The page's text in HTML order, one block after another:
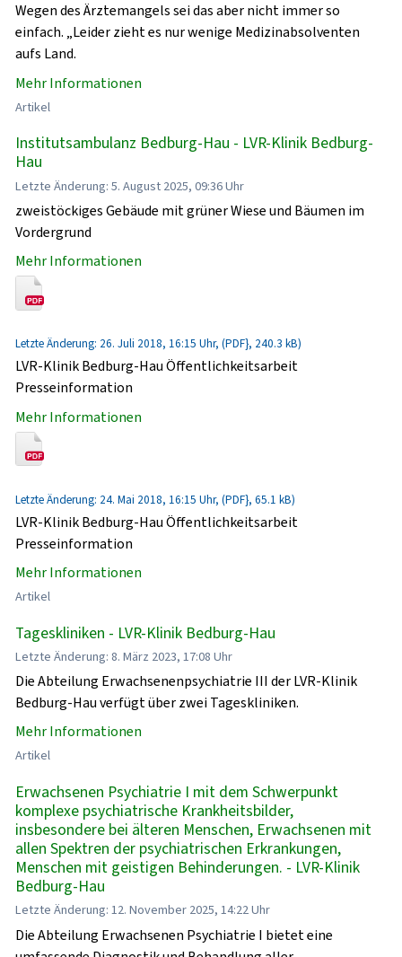
Wegen des Ärztemangels sei das aber nicht immer so
einfach. „Leider zieht es nur wenige Medizinabsolventen
aufs Land.
Mehr Informationen
Artikel
Institutsambulanz Bedburg-Hau - LVR-Klinik Bedburg-
Hau
Letzte Änderung: 5. August 2025, 09:36 Uhr
zweistöckiges Gebäude mit grüner Wiese und Bäumen im
Vordergrund
Mehr Informationen
Letzte Änderung: 26. Juli 2018, 16:15 Uhr, (PDF}, 240.3 kB)
LVR-Klinik Bedburg-Hau Öffentlichkeitsarbeit
Presseinformation
Mehr Informationen
Letzte Änderung: 24. Mai 2018, 16:15 Uhr, (PDF}, 65.1 kB)
LVR-Klinik Bedburg-Hau Öffentlichkeitsarbeit
Presseinformation
Mehr Informationen
Artikel
Tageskliniken - LVR-Klinik Bedburg-Hau
Letzte Änderung: 8. März 2023, 17:08 Uhr
Die Abteilung Erwachsenenpsychiatrie III der LVR-Klinik
Bedburg-Hau verfügt über zwei Tageskliniken.
Mehr Informationen
Artikel
Erwachsenen Psychiatrie I mit dem Schwerpunkt
komplexe psychiatrische Krankheitsbilder,
insbesondere bei älteren Menschen, Erwachsenen mit
allen Spektren der psychiatrischen Erkrankungen,
Menschen mit geistigen Behinderungen. - LVR-Klinik
Bedburg-Hau
Letzte Änderung: 12. November 2025, 14:22 Uhr
Die Abteilung Erwachsenen Psychiatrie I bietet eine